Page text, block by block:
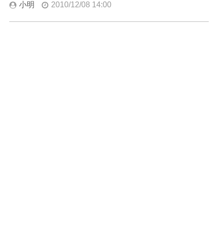
小明 2010/12/08 14:00